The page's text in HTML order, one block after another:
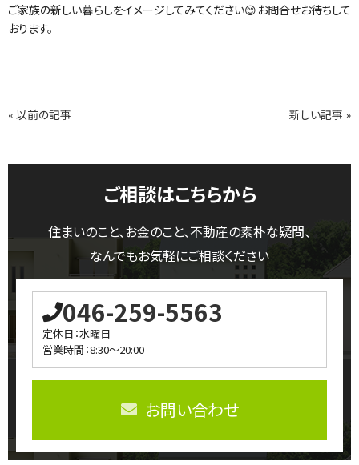
ご家族の新しい暮らしをイメージしてみてください😊お問合せお待ちして
おります。
« 以前の記事 新しい記事 »
ご相談はこちらから
住まいのこと、お金のこと、不動産の素朴な疑問、
なんでもお気軽にご相談ください
046-259-5563
定休日：水曜日
営業時間：8:30～20:00
お問い合わせ